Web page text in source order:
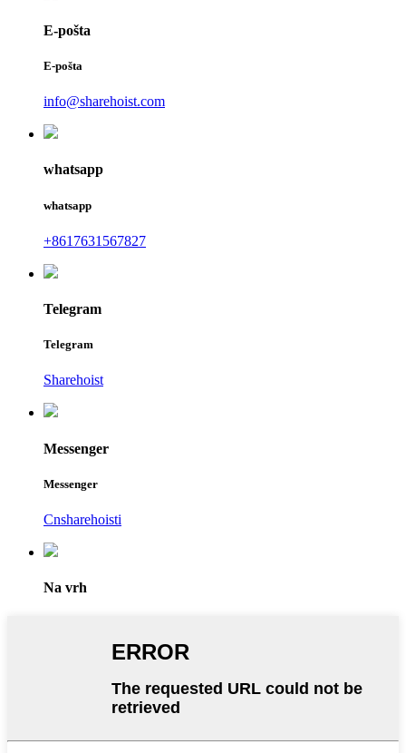
E-pošta
E-pošta
info@sharehoist.com
whatsapp
whatsapp
+8617631567827
Telegram
Telegram
Sharehoist
Messenger
Messenger
Cnsharehoisti
Na vrh